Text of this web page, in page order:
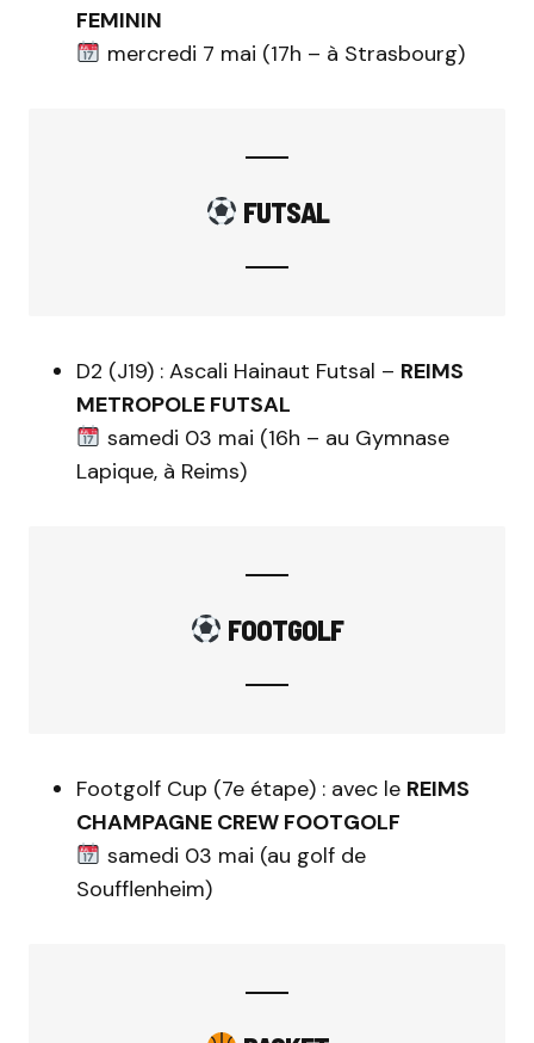
FEMININ
mercredi 7 mai (17h – à Strasbourg)
FUTSAL
D2 (J19) : Ascali Hainaut Futsal – REIMS
METROPOLE FUTSAL
samedi 03 mai (16h – au Gymnase
Lapique, à Reims)
FOOTGOLF
Footgolf Cup (7e étape) : avec le REIMS
CHAMPAGNE CREW FOOTGOLF
samedi 03 mai (au golf de
Soufflenheim)